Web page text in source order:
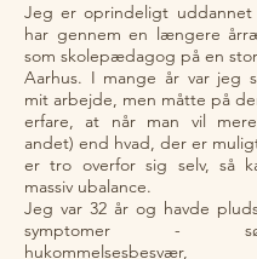
Jeg er oprindeligt
har gennem en længere
som skolepædagog på en
Aarhus. I mange år var jeg
mit arbejde, men måtte på
erfare, at når man vil
andet) end hvad, der er
er tro overfor sig selv, så
massiv ubalance.
Jeg var 32 år og havde
symptomer -
hukommelsesbesvær,